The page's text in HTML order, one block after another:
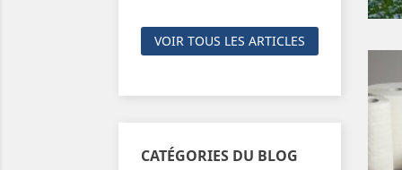
VOIR TOUS LES ARTICLES
CATÉGORIES DU BLOG